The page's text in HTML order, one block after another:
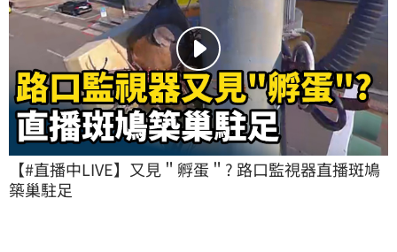
【#直播中LIVE】又見＂孵蛋＂? 路口監視器直播斑鳩
築巢駐足